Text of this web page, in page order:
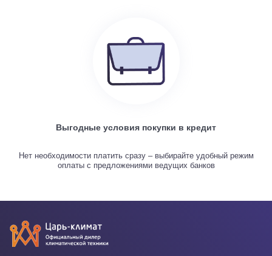
Выгодные условия покупки в кредит
Нет необходимости платить сразу – выбирайте удобный режим
оплаты с предложениями ведущих банков